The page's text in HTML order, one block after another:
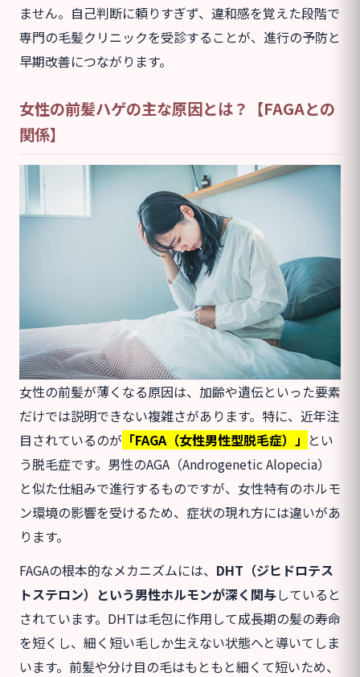
ません。自己判断に頼りすぎず、違和感を覚えた段階で
専門の毛髪クリニックを受診することが、進行の予防と
早期改善につながります。
女性の前髪ハゲの主な原因とは？【FAGAとの
関係】
女性の前髪が薄くなる原因は、加齢や遺伝といった要素
だけでは説明できない複雑さがあります。特に、近年注
目されているのが 「FAGA（女性男性型脱毛症）」 とい
う脱毛症です。男性のAGA（Androgenetic Alopecia）
と似た仕組みで進行するものですが、女性特有のホルモ
ン環境の影響を受けるため、症状の現れ方には違いがあ
ります。
FAGAの根本的なメカニズムには、 DHT（ジヒドロテス
トステロン）という男性ホルモンが深く関与していると
されています。DHTは毛包に作用して成長期の髪の寿命
を短くし、細く短い毛しか生えない状態へと導いてしま
います。前髪や分け目の毛はもともと細くて短いため、